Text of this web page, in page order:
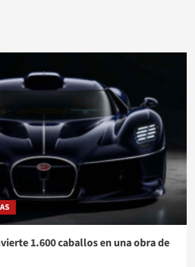
1.600 caballos en una obra de